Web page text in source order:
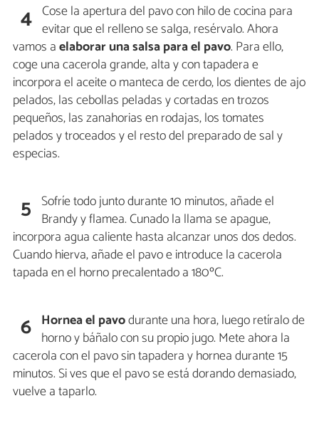
4 Cose la apertura del pavo con hilo de cocina para
evitar que el relleno se salga, resérvalo. Ahora
vamos aelaborar una salsa para el pavo. Para ello,
coge una cacerola grande, alta y con tapadera e
incorpora el aceite o manteca de cerdo, los dientes de ajo
pelados, las cebollas peladas y cortadas en trozos
pequeños, las zanahorias en rodajas, los tomates
pelados y troceados y el resto del preparado de sal y
especias.
5 Sofríe todo junto durante 10 minutos, añade el
Brandy y flamea. Cunado la llama se apague,
incorpora agua caliente hasta alcanzar unos dos dedos.
Cuando hierva, añade el pavo e introduce la cacerola
tapada en el horno precalentado a 180ºC.
6 Hornea el pavodurante una hora, luego retíralo de
horno y báñalo con su propio jugo. Mete ahora la
cacerola con el pavo sin tapadera y hornea durante 15
minutos. Si ves que el pavo se está dorando demasiado,
vuelve a taparlo.